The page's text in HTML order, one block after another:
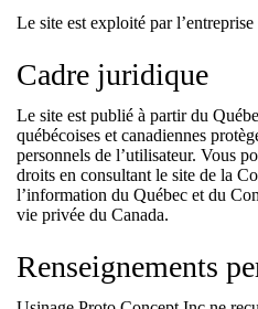
Le site est exploité par
Cadre juridique
Le site est publié à partir du
québécoises et canadiennes
personnels de l’utilisateur. Vous
droits en consultant le site de la
l’information du Québec et du
vie privée du Canada.
Renseignements